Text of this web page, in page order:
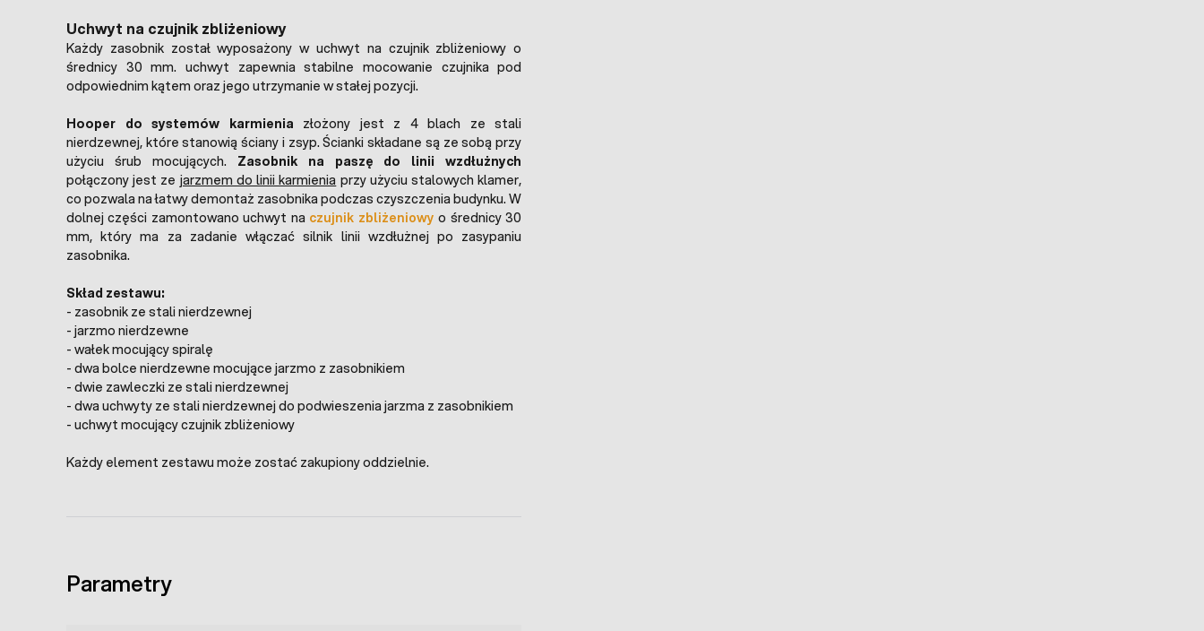
Uchwyt na czujnik zbliżeniowy
Każdy zasobnik został wyposażony w uchwyt na czujnik zbliżeniowy o
średnicy 30 mm. uchwyt zapewnia stabilne mocowanie czujnika pod
odpowiednim kątem oraz jego utrzymanie w stałej pozycji.
Hooper do systemów karmienia złożony jest z 4 blach ze stali
nierdzewnej, które stanowią ściany i zsyp. Ścianki składane są ze sobą przy
użyciu śrub mocujących. Zasobnik na paszę do linii wzdłużnych
połączony jest ze jarzmem do linii karmienia przy użyciu stalowych klamer,
co pozwala na łatwy demontaż zasobnika podczas czyszczenia budynku. W
dolnej części zamontowano uchwyt na czujnik zbliżeniowy o średnicy 30
mm, który ma za zadanie włączać silnik linii wzdłużnej po zasypaniu
zasobnika.
Skład zestawu:
- zasobnik ze stali nierdzewnej
- jarzmo nierdzewne
- wałek mocujący spiralę
- dwa bolce nierdzewne mocujące jarzmo z zasobnikiem
- dwie zawleczki ze stali nierdzewnej
- dwa uchwyty ze stali nierdzewnej do podwieszenia jarzma z zasobnikiem
- uchwyt mocujący czujnik zbliżeniowy
Każdy element zestawu może zostać zakupiony oddzielnie.
Parametry